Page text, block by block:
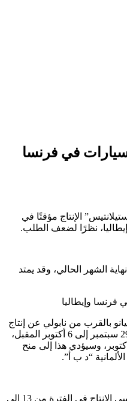
في فرنسا
الإنتاج مؤقتًا في
نظرًا لضعف الطلب.
الشهر الحالي، وقد يمتد
بالقرب من نابولي عن إنتاج
السيارة فيات باندا خلال الفترة من 29 سبتمبر إلى 6 أكتوبر المقبل،
والسيارة ألفا روميو تونالي حتى 10 أكتوبر، وسيؤدي هذا إلى منح
بالإضافة إلى ذلك، سيعلق مصنع بواسي الإنتاج في الفترة من 13 إلى